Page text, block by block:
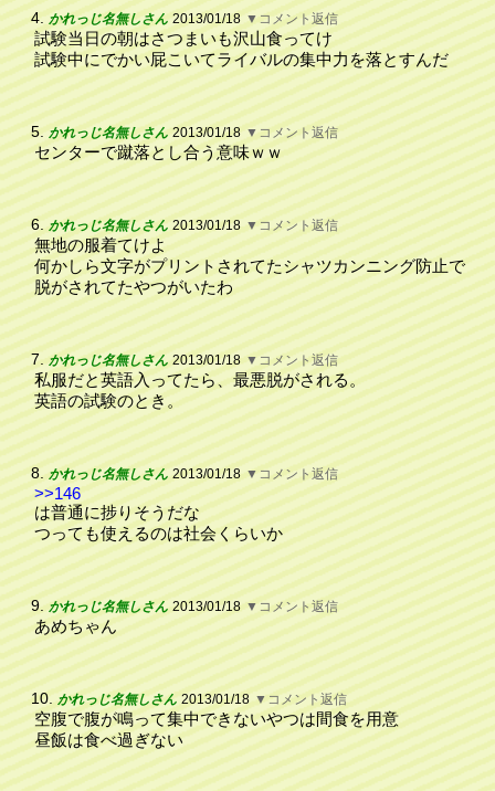
4. かれっじ名無しさん 2013/01/18 ▼コメント返信
試験当日の朝はさつまいも沢山食ってけ
試験中にでかい屁こいてライバルの集中力を落とすんだ
5. かれっじ名無しさん 2013/01/18 ▼コメント返信
センターで蹴落とし合う意味ｗｗ
6. かれっじ名無しさん 2013/01/18 ▼コメント返信
無地の服着てけよ
何かしら文字がプリントされてたシャツカンニング防止で
脱がされてたやつがいたわ
7. かれっじ名無しさん 2013/01/18 ▼コメント返信
私服だと英語入ってたら、最悪脱がされる。
英語の試験のとき。
8. かれっじ名無しさん 2013/01/18 ▼コメント返信
>>146
は普通に捗りそうだな
つっても使えるのは社会くらいか
9. かれっじ名無しさん 2013/01/18 ▼コメント返信
あめちゃん
10. かれっじ名無しさん 2013/01/18 ▼コメント返信
空腹で腹が鳴って集中できないやつは間食を用意
昼飯は食べ過ぎない